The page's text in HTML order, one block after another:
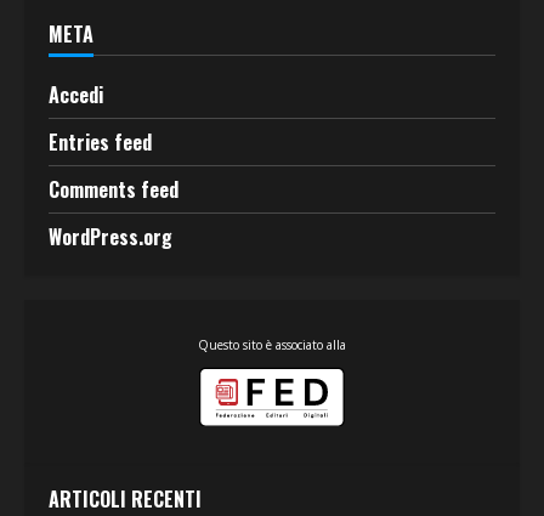
META
Accedi
Entries feed
Comments feed
WordPress.org
Questo sito è associato alla
ARTICOLI RECENTI